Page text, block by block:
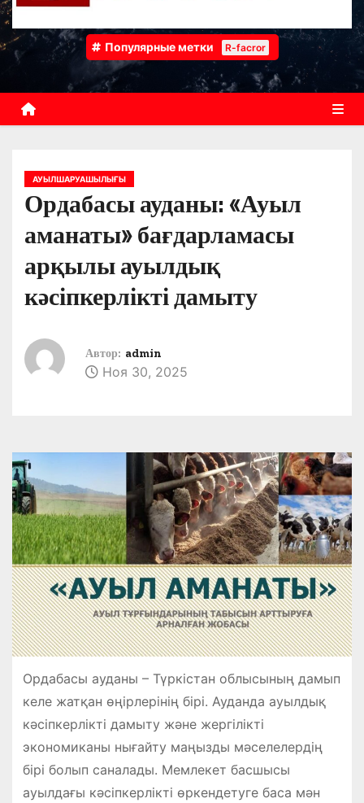
Популярные метки R-facror
АУЫЛШАРУАШЫЛЫҒЫ
Ордабасы ауданы: «Ауыл
аманаты» бағдарламасы
арқылы ауылдық
кәсіпкерлікті дамыту
Автор: admin
Ноя 30, 2025
Ордабасы ауданы – Түркістан облысының дамып
келе жатқан өңірлерінің бірі. Ауданда ауылдық
кәсіпкерлікті дамыту және жергілікті
экономиканы нығайту маңызды мәселелердің
бірі болып саналады. Мемлекет басшысы
ауылдағы кәсіпкерлікті өркендетуге баса мән